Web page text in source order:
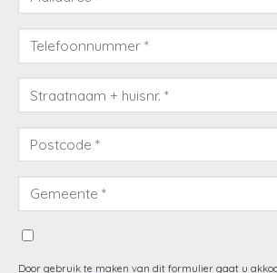
Door gebruik te maken van dit formulier gaat u